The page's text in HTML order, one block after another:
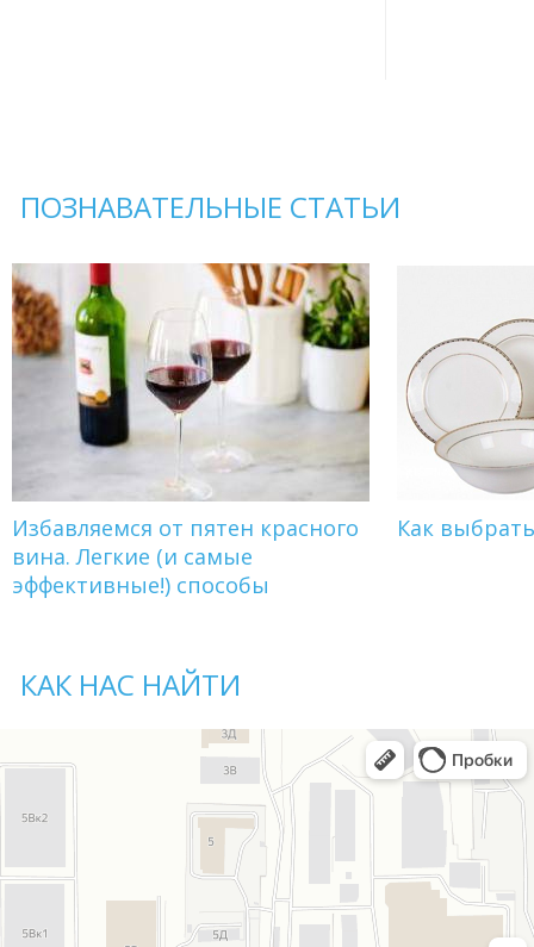
ПОЗНАВАТЕЛЬНЫЕ СТАТЬИ
Избавляемся от пятен красного
вина. Легкие (и самые
эффективные!) способы
Как
КАК НАС НАЙТИ